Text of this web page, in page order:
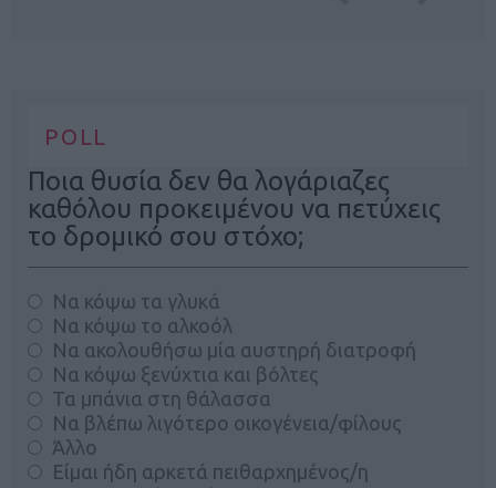
POLL
Ποια θυσία δεν θα λογάριαζες
καθόλου προκειμένου να πετύχεις
το δρομικό σου στόχο;
Να κόψω τα γλυκά
Να κόψω το αλκοόλ
Να ακολουθήσω μία αυστηρή διατροφή
Να κόψω ξενύχτια και βόλτες
Τα μπάνια στη θάλασσα
Να βλέπω λιγότερο οικογένεια/φίλους
Άλλο
Είμαι ήδη αρκετά πειθαρχημένος/η